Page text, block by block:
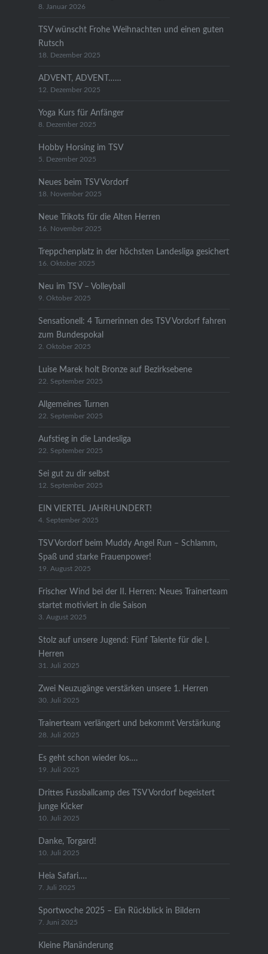
8. Januar 2026
TSV wünscht Frohe Weihnachten und einen guten
Rutsch
18. Dezember 2025
ADVENT, ADVENT……
12. Dezember 2025
Yoga Kurs für Anfänger
8. Dezember 2025
Hobby Horsing im TSV
5. Dezember 2025
Neues beim TSV Vordorf
18. November 2025
Neue Trikots für die Alten Herren
16. November 2025
Treppchenplatz in der höchsten Landesliga gesichert
16. Oktober 2025
Neu im TSV – Volleyball
9. Oktober 2025
Sensationell: 4 Turnerinnen des TSV Vordorf fahren
zum Bundespokal
2. Oktober 2025
Luise Marek holt Bronze auf Bezirksebene
22. September 2025
Allgemeines Turnen
22. September 2025
Aufstieg in die Landesliga
22. September 2025
Sei gut zu dir selbst
12. September 2025
EIN VIERTEL JAHRHUNDERT!
4. September 2025
TSV Vordorf beim Muddy Angel Run – Schlamm,
Spaß und starke Frauenpower!
19. August 2025
Frischer Wind bei der II. Herren: Neues Trainerteam
startet motiviert in die Saison
3. August 2025
Stolz auf unsere Jugend: Fünf Talente für die I.
Herren
31. Juli 2025
Zwei Neuzugänge verstärken unsere 1. Herren
30. Juli 2025
Trainerteam verlängert und bekommt Verstärkung
28. Juli 2025
Es geht schon wieder los….
19. Juli 2025
Drittes Fussballcamp des TSV Vordorf begeistert
junge Kicker
10. Juli 2025
Danke, Torgard!
10. Juli 2025
Heia Safari….
7. Juli 2025
Sportwoche 2025 – Ein Rückblick in Bildern
7. Juni 2025
Kleine Planänderung